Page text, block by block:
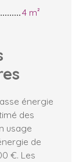
4 m²
énergie
des
usage
de
€. Les